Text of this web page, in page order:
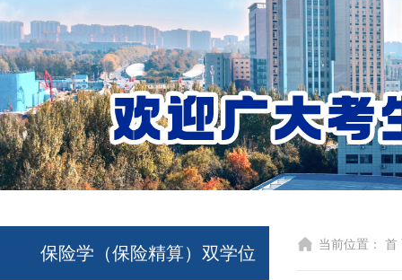
保险学（保险精算）双学位 当前位置： 首